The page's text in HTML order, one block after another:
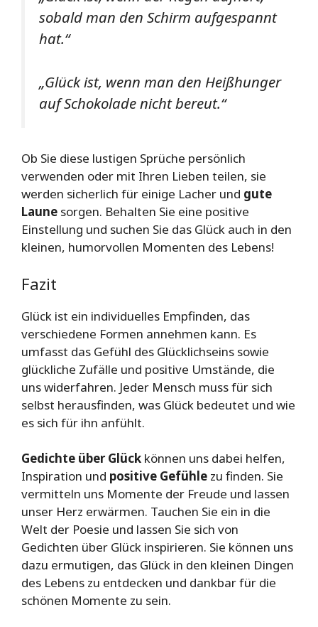
sobald man den Schirm aufgespannt
hat.“
„Glück ist, wenn man den Heißhunger
auf Schokolade nicht bereut.“
Ob Sie diese lustigen Sprüche persönlich
verwenden oder mit Ihren Lieben teilen, sie
werden sicherlich für einige Lacher und gute
Laune sorgen. Behalten Sie eine positive
Einstellung und suchen Sie das Glück auch in den
kleinen, humorvollen Momenten des Lebens!
Fazit
Glück ist ein individuelles Empfinden, das
verschiedene Formen annehmen kann. Es
umfasst das Gefühl des Glücklichseins sowie
glückliche Zufälle und positive Umstände, die
uns widerfahren. Jeder Mensch muss für sich
selbst herausfinden, was Glück bedeutet und wie
es sich für ihn anfühlt.
Gedichte über Glück können uns dabei helfen,
Inspiration und positive Gefühle zu finden. Sie
vermitteln uns Momente der Freude und lassen
unser Herz erwärmen. Tauchen Sie ein in die
Welt der Poesie und lassen Sie sich von
Gedichten über Glück inspirieren. Sie können uns
dazu ermutigen, das Glück in den kleinen Dingen
des Lebens zu entdecken und dankbar für die
schönen Momente zu sein.